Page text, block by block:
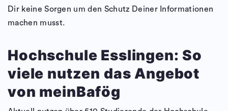
Dir keine Sorgen um den Schutz Deiner Informationen
machen musst.
Hochschule Esslingen: So
viele nutzen das Angebot
von meinBafög